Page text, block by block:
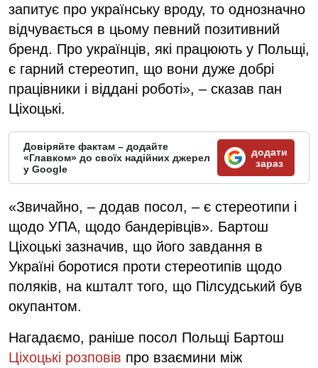
запитує про українську вроду, то однозначно
відчувається в цьому певний позитивний
бренд. Про українців, які працюють у Польщі,
є гарний стереотип, що вони дуже добрі
працівники і віддані роботі», – сказав пан
Ціхоцькі.
Довіряйте фактам – додайте
«Главком» до своїх надійних джерел
у Google
додати
зараз
«Звичайно, – додав посол, – є стереотипи і
щодо УПА, щодо бандерівців». Бартош
Ціхоцькі зазначив, що його завдання в
Україні боротися проти стереотипів щодо
поляків, на кшталт того, що Пілсудський був
окупантом.
Нагадаємо, раніше посол Польщі Бартош
Ціхоцькі розповів про взаємини між